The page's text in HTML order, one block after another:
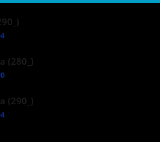
(280_)
(290_)